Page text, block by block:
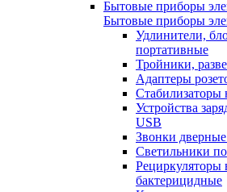
Бытовые приборы
Бытовые приборы
Удлинители,
портативные
Тройники,
Адаптеры
Стабилизаторы
Устройства
USB
Звонки
Светильники
Рециркуляторы
бактерицидные